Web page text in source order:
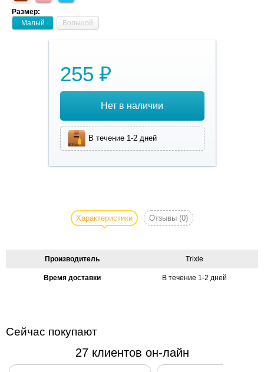
Размер:
Малый
Большой
255 ₽
Нет в наличии
В течение 1-2 дней
Характеристики Отзывы (0)
Производитель Trixie
Время доставки В течение 1-2 дней
Сейчас покупают
27 клиентов он-лайн